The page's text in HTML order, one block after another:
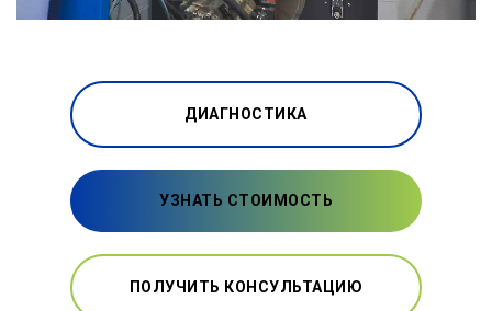
ДИАГНОСТИКА
УЗНАТЬ СТОИМОСТЬ
ПОЛУЧИТЬ КОНСУЛЬТАЦИЮ